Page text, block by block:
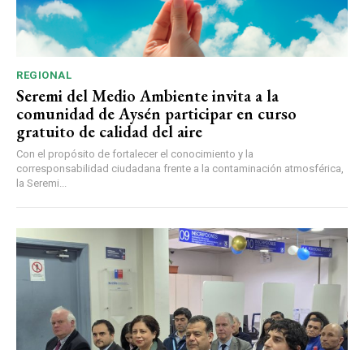
REGIONAL
Seremi del Medio Ambiente invita a la
comunidad de Aysén participar en curso
gratuito de calidad del aire
Con el propósito de fortalecer el conocimiento y la
corresponsabilidad ciudadana frente a la contaminación atmosférica,
la Seremi...